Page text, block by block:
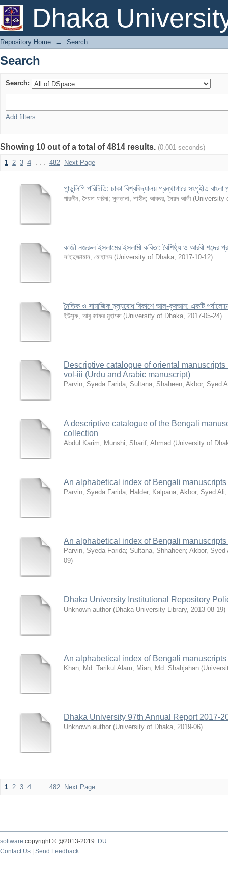
Dhaka
Search
Repository Home → Search
Search
Search:
Add filters
Showing 10 out of a total of 4814 results. (0.001 seconds)
1 2 3 4 . . . 482 Next Page
পান্ডুলিপি পরিচিতি: ঢাকা বিশ্ববিদ্যালয় গ্রন্থাগারে সংগৃহীত বাংলা
পারভীন, সৈয়দা ফরিদা; সুলতানা, শাহীন; আকবর, সৈয়দ আলী (University
কাজী নজরুল ইসলামের ইসলামী কবিতা: বৈশিষ্ঠ্য ও আরবী শব্দের
সাইদুজ্জামান, মোহাম্মদ (University of Dhaka, 2017-10-12)
নৈতিক ও সামাজিক মূল্যবোধ বিকাশে আল-কুরআন: একটি
ইউসুফ, আবু জাফর মুহাম্মদ (University of Dhaka, 2017-05-24)
Descriptive catalogue of oriental
vol-iii (Urdu and Arabic manuscript)
Parvin, Syeda Farida; Sultana, Shaheen; Akbor, Syed
A descriptive catalogue of the Bengali
collection
Abdul Karim, Munshi; Sharif, Ahmad (University of
An alphabetical index of Bengali manuscripts
Parvin, Syeda Farida; Halder, Kalpana; Akbor, Syed Ali
An alphabetical index of Bengali
Parvin, Syeda Farida; Sultana, Shhaheen; Akbor, Syed
09)
Dhaka University Institutional Repository
Unknown author (Dhaka University Library, 2013-08-19)
An alphabetical index of Bengali manuscripts
Khan, Md. Tarikul Alam; Mian, Md. Shahjahan (
Dhaka University 97th Annual Report 2017-
Unknown author (University of Dhaka, 2019-06)
1 2 3 4 . . . 482 Next Page
software copyright © @2013-2019
DU
Contact Us
Send Feedback